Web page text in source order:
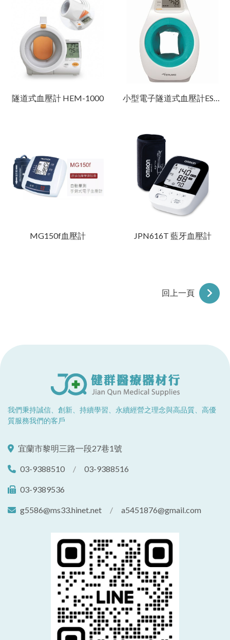
隧道式血壓計 HEM-1000 小型電子隧道式血壓計ES-P2020
MG150f血壓計 JPN616T 藍牙血壓計
回上一頁
我們秉持誠信、創新、持續學習、永續經營之理念與高品質、高優
質服務我們的客戶
宜蘭市黎明三路一段27巷1號
03-9388510 / 03-9388516
03-9389536
g5586@ms33.hinet.net / a5451876@gmail.com